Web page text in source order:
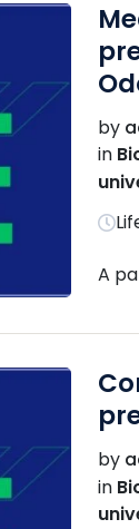
by
in
A
by
in